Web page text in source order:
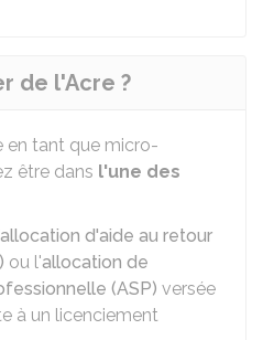
de l'Acre ?
en tant que micro-
être dans l'une des
d'aide au retour
ou l'allocation de
(ASP) versée
à un licenciement